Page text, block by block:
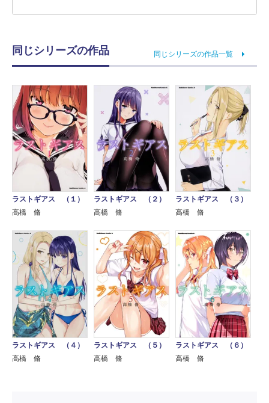
同じシリーズの作品 同じシリーズの作品一覧
ラストギアス （１）
高橋 脩
ラストギアス （２）
高橋 脩
ラストギアス （３）
高橋 脩
ラストギアス （４）
高橋 脩
ラストギアス （５）
高橋 脩
ラストギアス （６）
高橋 脩